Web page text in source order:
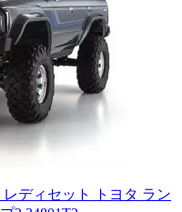
レディセット トヨタ ラン